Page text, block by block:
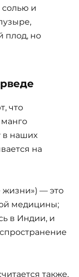
солью и
плод, но
что
в наших
на
жизни») — это
медицины;
в Индии, и
также,